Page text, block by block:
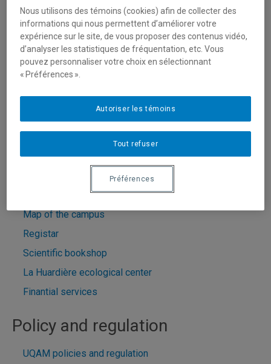
Student association
AESS UQAM
AEMCBUQAM
Facebook students group
Services and location
Library
Computer laboratory
Map of the campus
Registar
Scientific bookshop
La Huardière ecological center
Finantial services
Policy and regulation
UQAM policies and regulation
Nous utilisons des témoins (cookies) afin de collecter des
informations qui nous permettent d’améliorer votre
expérience sur le site, de vous proposer des contenus vidéo,
d’analyser les statistiques de fréquentation, etc. Vous
pouvez personnaliser votre choix en sélectionnant
« Préférences ».
Tout refuser
Autoriser les témoins
Préférences